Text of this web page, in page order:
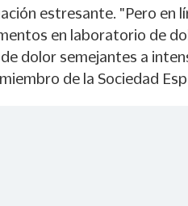
estresante. "Pero en
en laboratorio de
dolor semejantes a
de la Sociedad